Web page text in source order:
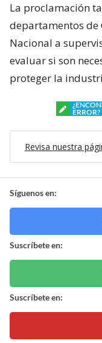
La proclamación
departamentos de
Nacional a
evaluar si son
proteger la
ERROR?
Revisa nuestra
Síguenos en:
Suscríbete en:
Suscríbete en: